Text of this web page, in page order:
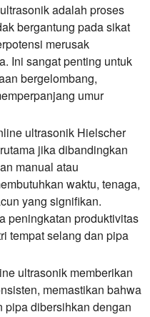
adalah proses
bergantung pada sikat
merusak
Ini sangat penting untuk
bergelombang,
umur
ultrasonik Hielscher
jika dibandingkan
manual atau
waktu, tenaga,
yang signifikan.
peningkatan produktivitas
tempat selang dan pipa
ultrasonik memberikan
memastikan bahwa
pipa dibersihkan dengan